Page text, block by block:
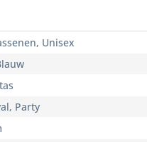
Unisex
Party